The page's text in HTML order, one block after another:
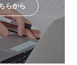
らから